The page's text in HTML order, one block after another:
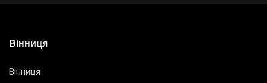
Вінниця
Вінниця